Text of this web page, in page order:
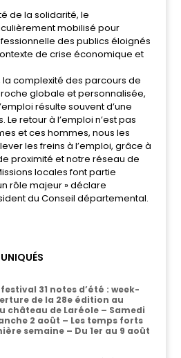
de la solidarité, le
mobilisé pour
des publics éloignés
de crise économique et
la complexité des parcours de
globale et personnalisée,
résulte souvent d’une
retour à l’emploi n’est pas
et ces hommes, nous les
les freins à l’emploi, grâce à
proximité et notre réseau de
locales font partie
rôle majeur » déclare
du Conseil départemental.
31 notes d’été : week-
de la 28e édition au
château de Laréole – Samedi
2 août – Les temps forts
semaine – Du 1er au 9 août